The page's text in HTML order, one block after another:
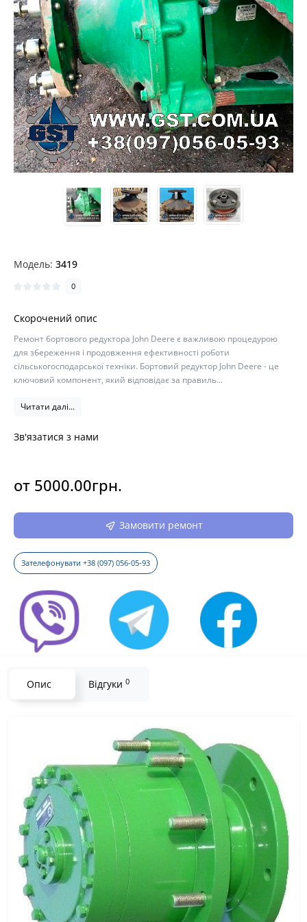
Модель: 3419
0
Скорочений опис
Ремонт бортового редуктора John Deere є важливою процедурою
для збереження і продовження ефективності роботи
сільськогосподарської техніки. Бортовий редуктор John Deere - це
ключовий компонент, який відповідає за правиль...
Читати далі...
Зв'язатися з нами
от 5000.00грн.
Замовити ремонт
Зателефонувати +38 (097) 056-05-93
Опис Відгуки 0